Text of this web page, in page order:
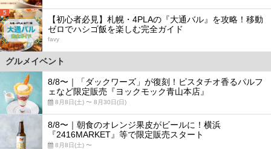
5
【初心者必見】札幌・4PLAの『大通バル』を攻略！移動
ゼロでハシゴ飯を楽しむ完全ガイド
favy
グルメイベント
8/8〜｜「ダックワーズ」が復刻！ピスタチオ香るパルフ
ェなど限定販売『ヨックモック青山本店』
8月8日(土) 〜 8月30日(日)
8/8〜｜朝食のオレンジ果皮がビールに！横浜
『2416MARKET』等で限定販売スタート
8月8日(土) 〜